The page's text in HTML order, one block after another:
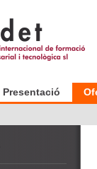
Presentació